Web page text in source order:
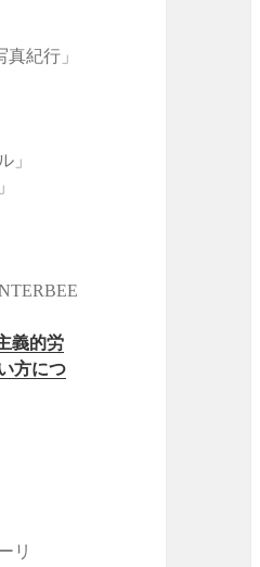
紀行」
」
義的労
方につ
リ